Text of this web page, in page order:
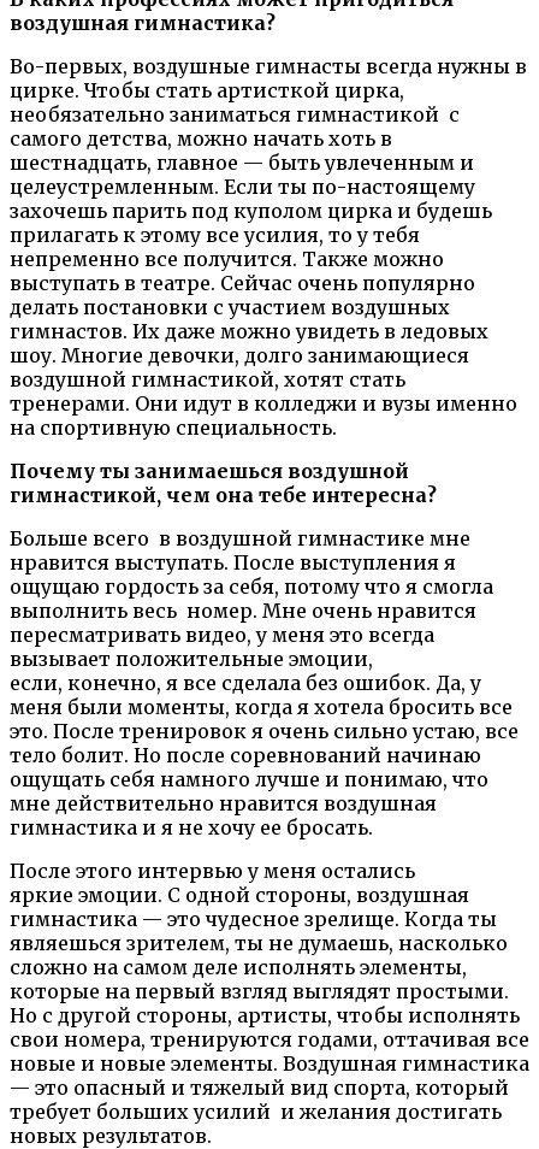
воздушная гимнастика?
Во-первых, воздушные гимнасты всегда нужны в
цирке. Чтобы стать артисткой цирка,
необязательно заниматься гимнастикой с
самого детства, можно начать хоть в
шестнадцать, главное — быть увлеченным и
целеустремленным. Если ты по-настоящему
захочешь парить под куполом цирка и будешь
прилагать к этому все усилия, то у тебя
непременно все получится. Также можно
выступать в театре. Сейчас очень популярно
делать постановки с участием воздушных
гимнастов. Их даже можно увидеть в ледовых
шоу. Многие девочки, долго занимающиеся
воздушной гимнастикой, хотят стать
тренерами. Они идут в колледжи и вузы именно
на спортивную специальность.
Почему ты занимаешься воздушной
гимнастикой, чем она тебе интересна?
Больше всего в воздушной гимнастике мне
нравится выступать. После выступления я
ощущаю гордость за себя, потому что я смогла
выполнить весь номер. Мне очень нравится
пересматривать видео, у меня это всегда
вызывает положительные эмоции,
если, конечно, я все сделала без ошибок. Да, у
меня были моменты, когда я хотела бросить все
это. После тренировок я очень сильно устаю, все
тело болит. Но после соревнований начинаю
ощущать себя намного лучше и понимаю, что
мне действительно нравится воздушная
гимнастика и я не хочу ее бросать.
После этого интервью у меня остались
яркие эмоции. С одной стороны, воздушная
гимнастика — это чудесное зрелище. Когда ты
являешься зрителем, ты не думаешь, насколько
сложно на самом деле исполнять элементы,
которые на первый взгляд выглядят простыми.
Но с другой стороны, артисты, чтобы исполнять
свои номера, тренируются годами, оттачивая все
новые и новые элементы. Воздушная гимнастика
— это опасный и тяжелый вид спорта, который
требует больших усилий и желания достигать
новых результатов.